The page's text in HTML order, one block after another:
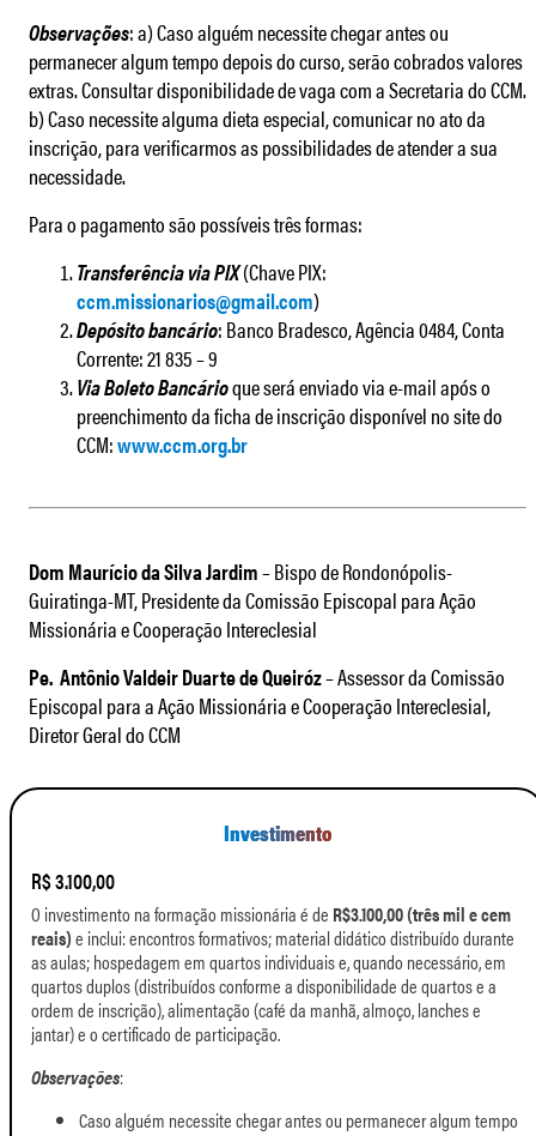
Observações: a) Caso alguém necessite chegar antes ou
permanecer algum tempo depois do curso, serão cobrados valores
extras. Consultar disponibilidade de vaga com a Secretaria do CCM.
b) Caso necessite alguma dieta especial, comunicar no ato da
inscrição, para verificarmos as possibilidades de atender a sua
necessidade.
Para o pagamento são possíveis três formas:
Transferência via PIX(Chave PIX:
ccm.missionarios@gmail.com)
Depósito bancário: Banco Bradesco, Agência 0484, Conta
Corrente: 21 835 – 9
Via Boleto Bancárioque será enviado via e-mail após o
preenchimento da ficha de inscrição disponível no site do
CCM:www.ccm.org.br
Dom Maurício da Silva Jardim– Bispo de Rondonópolis-
Guiratinga-MT, Presidente da Comissão Episcopal para Ação
Missionária e Cooperação Intereclesial
Pe. Antônio Valdeir Duarte de Queiróz– Assessor da Comissão
Episcopal para a Ação Missionária e Cooperação Intereclesial,
Diretor Geral do CCM
Investimento
R$ 3.100,00
O investimento na formação missionária é de R$3.100,00 (três mil e cem
reais)e inclui: encontros formativos; material didático distribuído durante
as aulas; hospedagem em quartos individuais e, quando necessário, em
quartos duplos (distribuídos conforme a disponibilidade de quartos e a
ordem de inscrição), alimentação (café da manhã, almoço, lanches e
jantar) e o certificado de participação.
Observações:
Caso alguém necessite chegar antes ou permanecer algum tempo